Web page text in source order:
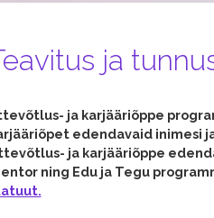
ja
ja karjääriõppe
edendavaid inimesi
ja karjääriõppe
ning Edu ja Tegu